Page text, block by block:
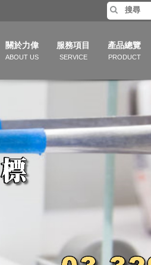
關於力偉
ABOUT US
服務項目
SERVICE
產品總覽
PRODUCT